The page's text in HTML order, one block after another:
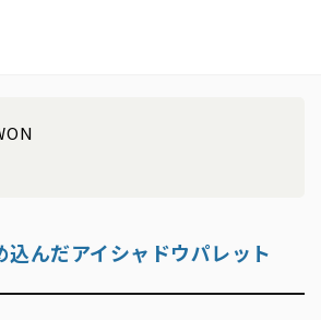
込んだアイシャドウパレット